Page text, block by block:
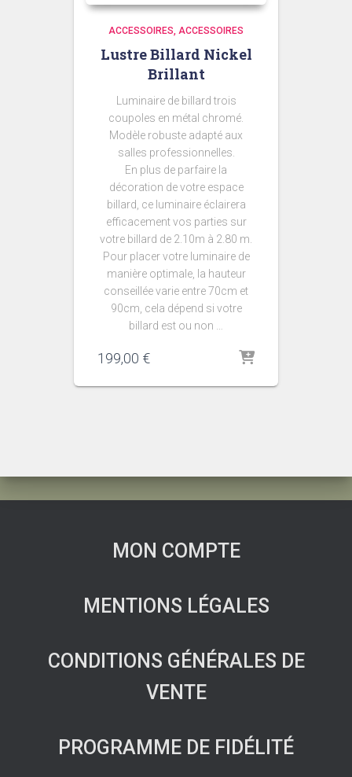
ACCESSOIRES ACCESSOIRES
Lustre Billard Nickel
Brillant
Luminaire de billard trois
coupoles en métal chromé.
Modèle robuste adapté aux
salles professionnelles.
En plus de parfaire la
décoration de votre espace
billard, ce luminaire éclairera
efficacement vos parties sur
votre billard de 2.10m à 2.80 m.
Pour placer votre luminaire de
manière optimale, la hauteur
conseillée varie entre 70cm et
90cm, cela dépend si votre
billard est ou non …
199,00 €
MON COMPTE
MENTIONS LÉGALES
CONDITIONS GÉNÉRALES DE
VENTE
PROGRAMME DE FIDÉLITÉ